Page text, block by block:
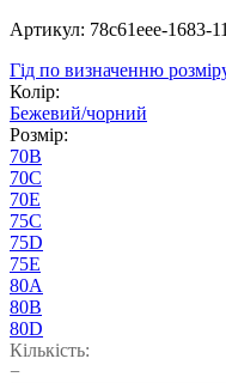
Артикул: 78c61eee-1683-
Гід по визначенню
Колір:
Бежевий/чорний
Розмір:
70B
70C
70E
75C
75D
75E
80A
80B
80D
Кількість:
−